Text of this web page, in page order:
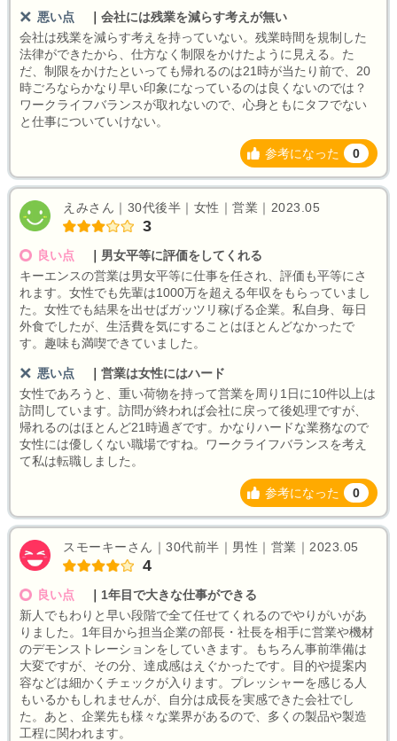
悪い点
会社には残業を減らす考えが無い
会社は残業を減らす考えを持っていない。残業時間を規制した
法律ができたから、仕方なく制限をかけたように見える。た
だ、制限をかけたといっても帰れるのは21時が当たり前で、20
時ごろならかなり早い印象になっているのは良くないのでは？
ワークライフバランスが取れないので、心身ともにタフでない
と仕事についていけない。
参考になった 0
えみさん｜30代後半｜女性｜営業｜2023.05
3
良い点
男女平等に評価をしてくれる
キーエンスの営業は男女平等に仕事を任され、評価も平等にさ
れます。女性でも先輩は1000万を超える年収をもらっていまし
た。女性でも結果を出せばガッツリ稼げる企業。私自身、毎日
外食でしたが、生活費を気にすることはほとんどなかったで
す。趣味も満喫できていました。
悪い点
営業は女性にはハード
女性であろうと、重い荷物を持って営業を周り1日に10件以上は
訪問しています。訪問が終われば会社に戻って後処理ですが、
帰れるのはほとんど21時過ぎです。かなりハードな業務なので
女性には優しくない職場ですね。ワークライフバランスを考え
て私は転職しました。
参考になった 0
スモーキーさん｜30代前半｜男性｜営業｜2023.05
4
良い点
1年目で大きな仕事ができる
新人でもわりと早い段階で全て任せてくれるのでやりがいがあ
りました。1年目から担当企業の部長・社長を相手に営業や機材
のデモンストレーションをしていきます。もちろん事前準備は
大変ですが、その分、達成感はえぐかったです。目的や提案内
容などは細かくチェックが入ります。プレッシャーを感じる人
もいるかもしれませんが、自分は成長を実感できた会社でし
た。あと、企業先も様々な業界があるので、多くの製品や製造
工程に関われます。